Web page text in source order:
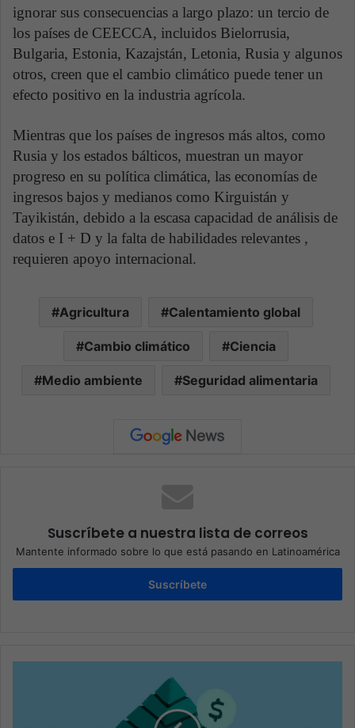
ignorar sus consecuencias a largo plazo: un tercio de
los países de CEECCA, incluidos Bielorrusia,
Bulgaria, Estonia, Kazajstán, Letonia, Rusia y algunos
otros, creen que el cambio climático puede tener un
efecto positivo en la industria agrícola.
Mientras que los países de ingresos más altos, como
Rusia y los estados bálticos, muestran un mayor
progreso en su política climática, las economías de
ingresos bajos y medianos como Kirguistán y
Tayikistán, debido a la escasa capacidad de análisis de
datos e I + D y la falta de habilidades relevantes ,
requieren apoyo internacional.
Agricultura Calentamiento global
Cambio climático Ciencia
Medio ambiente Seguridad alimentaria
Suscríbete a nuestra lista de correos
Mantente informado sobre lo que está pasando en Latinoamérica
Suscríbete